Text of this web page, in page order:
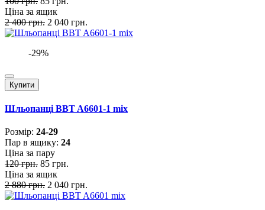
Ціна за ящик
2 400 грн. 2 040 грн.
-29%
Купити
Шльопанці BBT A6601-1 mix
Розмiр: 24-29
Пар в ящику: 24
Ціна за пару
120 грн. 85 грн.
Ціна за ящик
2 880 грн. 2 040 грн.